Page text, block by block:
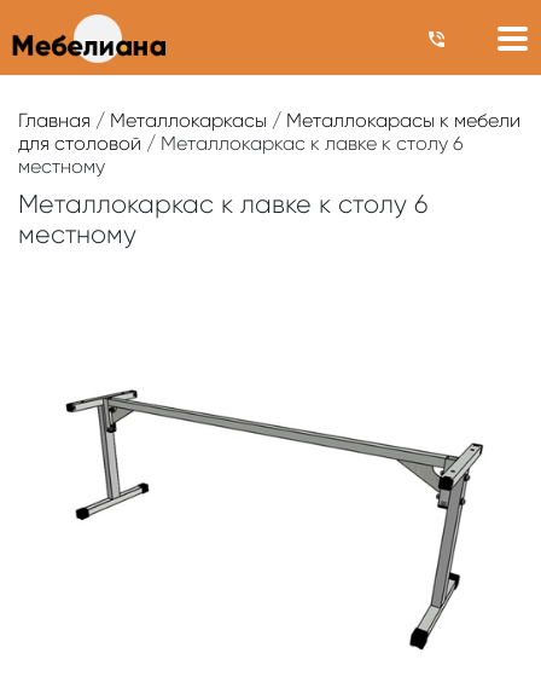
Главная / Металлокаркасы / Металлокарасы к мебели
для столовой / Металлокаркас к лавке к столу 6
местному
Металлокаркас к лавке к столу 6
местному